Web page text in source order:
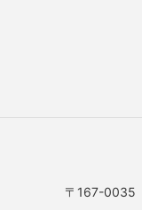
〒167-0035